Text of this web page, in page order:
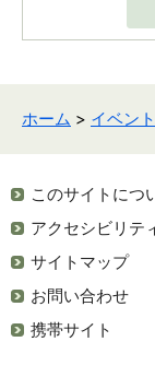
ホーム > イベン
このサイトにつ
アクセシビリテ
サイトマップ
お問い合わせ
携帯サイト